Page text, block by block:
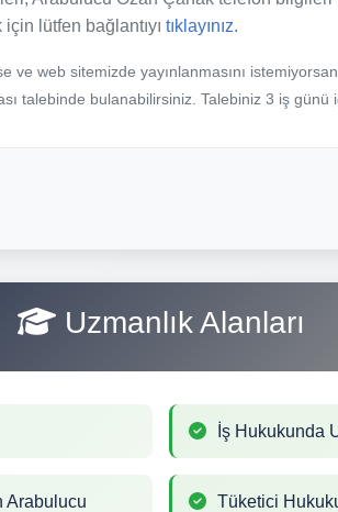
lütfen bağlantıyı tıklayınız.
ve web sitemizde yayınlanmasını
talebinde bulanabilirsiniz. Talebiniz 3 iş günü
Uzmanlık Alanları
İş Hukukunda
Arabulucu Tüketici